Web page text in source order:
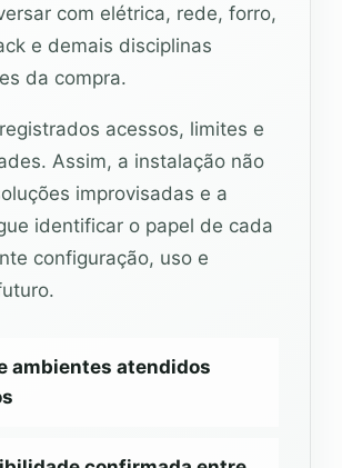
com elétrica, rede, forro,
e demais disciplinas
da compra.
acessos, limites e
Assim, a instalação não
improvisadas e a
identificar o papel de cada
configuração, uso e
ambientes atendidos